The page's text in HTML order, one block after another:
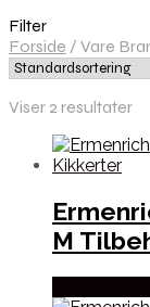
Filter
Forside / Vare
Viser 2 resultater
M